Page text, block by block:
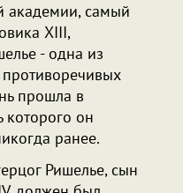
академии, самый
XIII,
- одна из
прошла в
которого он
ранее.
Ришелье, сын